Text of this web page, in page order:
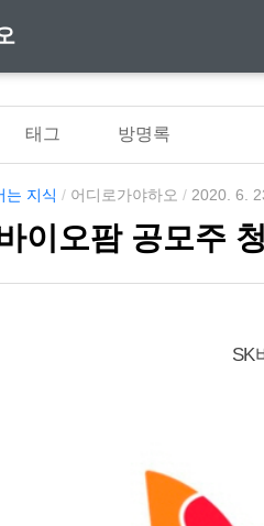
태그 방명록
는 지식 / 어디로가야하오 / 2020. 6.
이오팜 공모주
SK